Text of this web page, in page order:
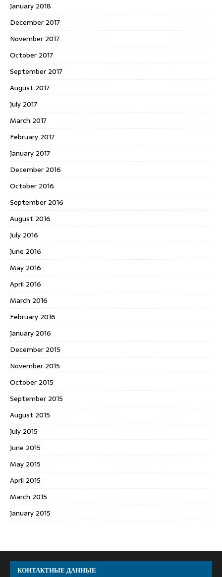
January 2018
December 2017
November 2017
October 2017
September 2017
August 2017
July 2017
March 2017
February 2017
January 2017
December 2016
October 2016
September 2016
August 2016
July 2016
June 2016
May 2016
April 2016
March 2016
February 2016
January 2016
December 2015
November 2015
October 2015
September 2015
August 2015
July 2015
June 2015
May 2015
April 2015
March 2015
January 2015
КОНТАКТНЫЕ ДАННЫЕ